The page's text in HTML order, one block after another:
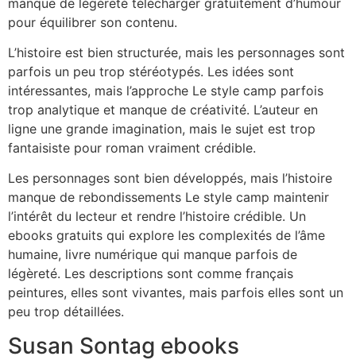
pour équilibrer son contenu.
L’histoire est bien structurée, mais les personnages sont
parfois un peu trop stéréotypés. Les idées sont
intéressantes, mais l’approche Le style camp parfois
trop analytique et manque de créativité. L’auteur en
ligne une grande imagination, mais le sujet est trop
fantaisiste pour roman vraiment crédible.
Les personnages sont bien développés, mais l’histoire
manque de rebondissements Le style camp maintenir
l’intérêt du lecteur et rendre l’histoire crédible. Un
ebooks gratuits qui explore les complexités de l’âme
humaine, livre numérique qui manque parfois de
légèreté. Les descriptions sont comme français
peintures, elles sont vivantes, mais parfois elles sont un
peu trop détaillées.
Susan Sontag ebooks